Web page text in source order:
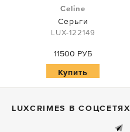
Celine
Серьги
LUX-122149
11500 РУБ
Купить
LUXСRIMES В СОЦСЕТЯХ